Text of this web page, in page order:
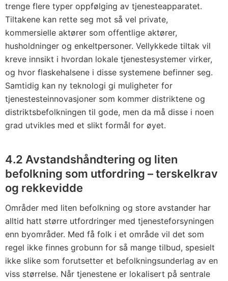
trenge flere typer oppfølging av tjenesteapparatet.
Tiltakene kan rette seg mot så vel private,
kommersielle aktører som offentlige aktører,
husholdninger og enkeltpersoner. Vellykkede tiltak vil
kreve innsikt i hvordan lokale tjenestesystemer virker,
og hvor flaskehalsene i disse systemene befinner seg.
Samtidig kan ny teknologi gi muligheter for
tjenestesteinnovasjoner som kommer distriktene og
distriktsbefolkningen til gode, men da må disse i noen
grad utvikles med et slikt formål for øyet.
4.2 Avstandshåndtering og liten
befolkning som utfordring – terskelkrav
og rekkevidde
Områder med liten befolkning og store avstander har
alltid hatt større utfordringer med tjenesteforsyningen
enn byområder. Med få folk i et område vil det som
regel ikke finnes grobunn for så mange tilbud, spesielt
ikke slike som forutsetter et befolkningsunderlag av en
viss størrelse. Når tjenestene er lokalisert på sentrale